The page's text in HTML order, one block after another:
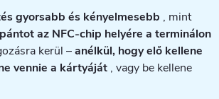
gyorsabb és kényelmesebb , mint
az NFC-chip helyére a terminálon
kerül –anélkül, hogy elő kellene
vennie a kártyáját , vagy be kellene